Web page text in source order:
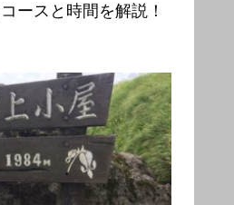
ースと時間を解説！